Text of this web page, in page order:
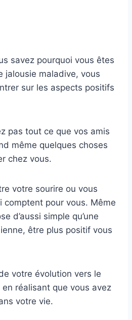
savez pourquoi vous êtes
jalousie maladive, vous
sur les aspects positifs
pas tout ce que vos amis
même quelques choses
chez vous.
votre sourire ou vous
comptent pour vous. Même
d’aussi simple qu’une
être plus positif vous
votre évolution vers le
réalisant que vous avez
votre vie.